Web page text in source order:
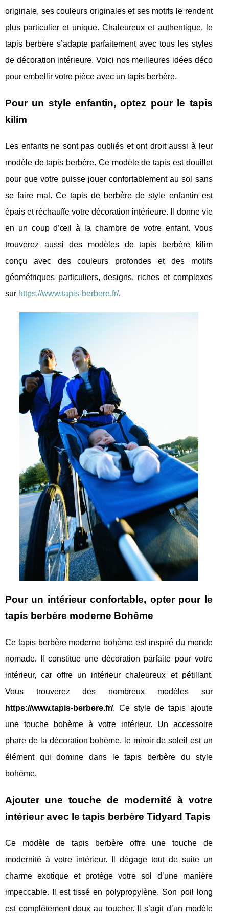
originale, ses couleurs originales et ses motifs le rendent
plus particulier et unique. Chaleureux et authentique, le
tapis berbère s’adapte parfaitement avec tous les styles
de décoration intérieure. Voici nos meilleures idées déco
pour embellir votre pièce avec un tapis berbère.
Pour un style enfantin, optez pour le tapis
kilim
Les enfants ne sont pas oubliés et ont droit aussi à leur
modèle de tapis berbère. Ce modèle de tapis est douillet
pour que votre puisse jouer confortablement au sol sans
se faire mal. Ce tapis de berbère de style enfantin est
épais et réchauffe votre décoration intérieure. Il donne vie
en un coup d’œil à la chambre de votre enfant. Vous
trouverez aussi des modèles de tapis berbère kilim
conçu avec des couleurs profondes et des motifs
géométriques particuliers, designs, riches et complexes
sur https://www.tapis-berbere.fr/.
Pour un intérieur confortable, opter pour le
tapis berbère moderne Bohême
Ce tapis berbère moderne bohème est inspiré du monde
nomade. Il constitue une décoration parfaite pour votre
intérieur, car offre un intérieur chaleureux et pétillant.
Vous trouverez des nombreux modèles sur
https://www.tapis-berbere.fr/. Ce style de tapis ajoute
une touche bohème à votre intérieur. Un accessoire
phare de la décoration bohème, le miroir de soleil est un
élément qui domine dans le tapis berbère du style
bohème.
Ajouter une touche de modernité à votre
intérieur avec le tapis berbère Tidyard Tapis
Ce modèle de tapis berbère offre une touche de
modernité à votre intérieur. Il dégage tout de suite un
charme exotique et protège votre sol d’une manière
impeccable. Il est tissé en polypropylène. Son poil long
est complètement doux au toucher. Il s’agit d’un modèle